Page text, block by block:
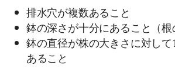
排水穴が複数あること
鉢の深さが十分にあること（根
鉢の直径が株の大きさに対し
あること